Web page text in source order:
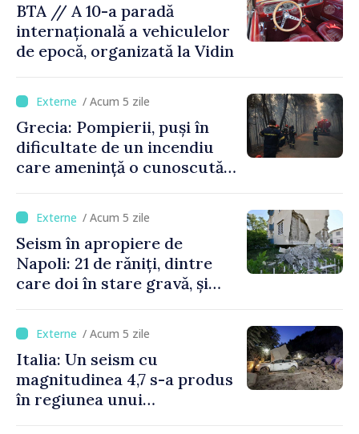
BTA // A 10-a paradă
internațională a vehiculelor
de epocă, organizată la Vidin
/ Acum 5 zile
Grecia: Pompierii, puși în
dificultate de un incendiu
care amenință o cunoscută
/ Acum 5 zile
Seism în apropiere de
Napoli: 21 de răniți, dintre
care doi în stare gravă, și
/ Acum 5 zile
Italia: Un seism cu
magnitudinea 4,7 s-a produs
în regiunea unui